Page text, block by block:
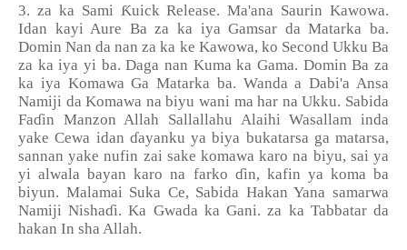
3. za ka Sami Ƙuick Release. Ma'ana Saurin Kawowa.
Idan kayi Aure Ba za ka iya Gamsar da Matarka ba.
Domin Nan da nan za ka ke Kawowa, ko Second Ukku Ba
za ka iya yi ba. Daga nan Kuma ka Gama. Domin Ba za
ka iya Komawa Ga Matarka ba. Wanda a Dabi'a Ansa
Namiji da Komawa na biyu wani ma har na Ukku. Sabida
Faɗin Manzon Allah Sallallahu Alaihi Wasallam inda
yake Cewa idan ɗayanku ya biya bukatarsa ga matarsa,
sannan yake nufin zai sake komawa karo na biyu, sai ya
yi alwala bayan karo na farko ɗin, kafin ya koma ba
biyun. Malamai Suka Ce, Sabida Hakan Yana samarwa
Namiji Nishaɗi. Ka Gwada ka Gani. za ka Tabbatar da
hakan In sha Allah.